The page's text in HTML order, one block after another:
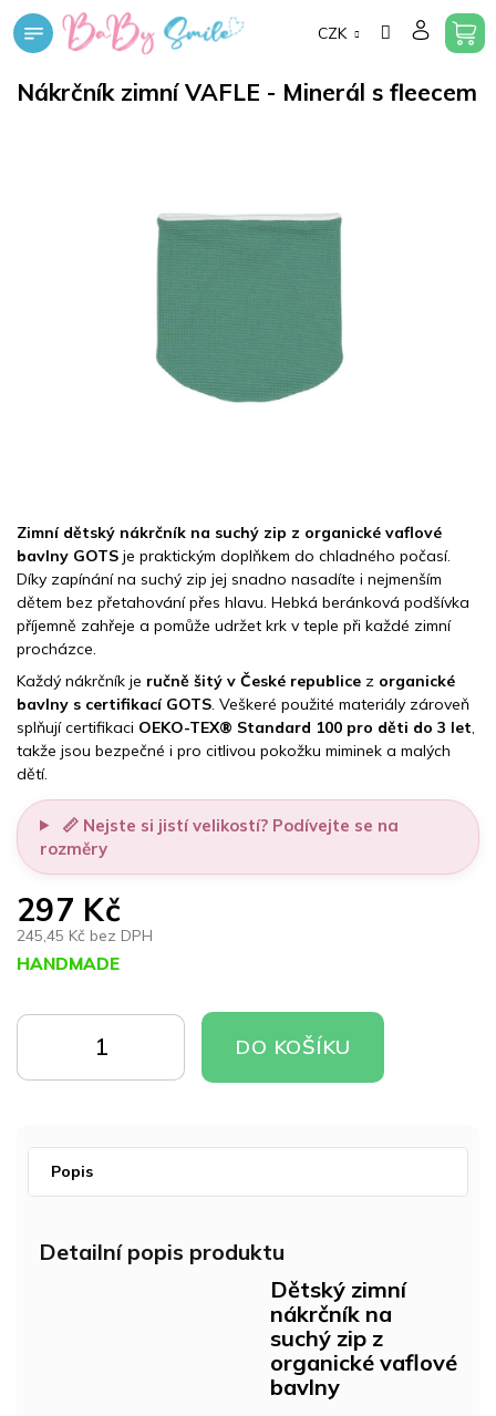
Přejít
na
CZK
Nákrčník zimní VAFLE - Minerál s fleecem
297 Kč
245,45 Kč bez DPH
HANDMADE
cena:
KOŠÍKU
KOŠÍKU
DO KOŠÍKU
Zimní dětský nákrčník na suchý zip z organické vaflové
bavlny GOTS je praktickým doplňkem do chladného počasí.
Díky zapínání na suchý zip jej snadno nasadíte i nejmenším
dětem bez přetahování přes hlavu. Hebká beránková podšívka
příjemně zahřeje a pomůže udržet krk v teple při každé zimní
procházce.
Každý nákrčník je ručně šitý v České republice z organické
bavlny s certifikací GOTS . Veškeré použité materiály zároveň
splňují certifikaci OEKO-TEX® Standard 100 pro děti do 3 let
takže jsou bezpečné i pro citlivou pokožku miminek a malých
dětí.
📏 Nejste si jistí velikostí? Podívejte se na
rozměry
Popis
Detailní popis produktu
Dětský zimní
nákrčník na
suchý zip z
organické vaflové
bavlny